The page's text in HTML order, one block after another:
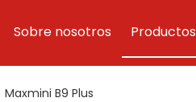
Sobre nosotros Productos
Maxmini B9 Plus